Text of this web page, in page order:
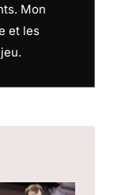
Mon
et les